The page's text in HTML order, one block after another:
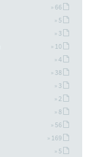
» 66
» 5
» 3
» 10
» 4
» 38
» 3
» 2
» 8
» 56
» 169
» 5